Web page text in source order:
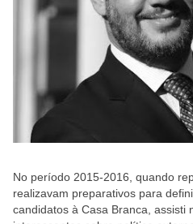
No período 2015-2016, quando
realizavam preparativos para
candidatos à Casa Branca, assisti